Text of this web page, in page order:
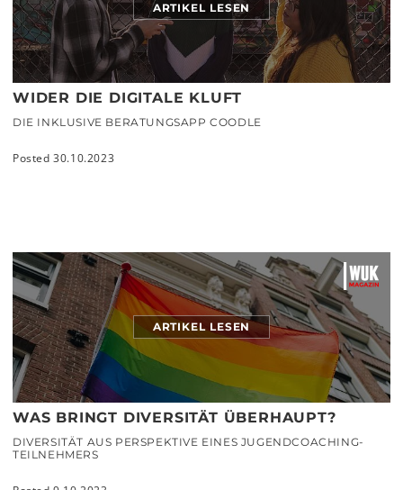
ARTIKEL LESEN
WIDER DIE DIGITALE KLUFT
DIE INKLUSIVE BERATUNGSAPP COODLE
Posted 30.10.2023
ARTIKEL LESEN
WAS BRINGT DIVERSITÄT ÜBERHAUPT?
DIVERSITÄT AUS PERSPEKTIVE EINES JUGENDCOACHING-
TEILNEHMERS